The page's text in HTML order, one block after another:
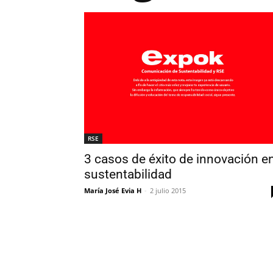
RSE
3 casos de éxito de innovación
sustentabilidad
María José Evia H - 2 julio 2015